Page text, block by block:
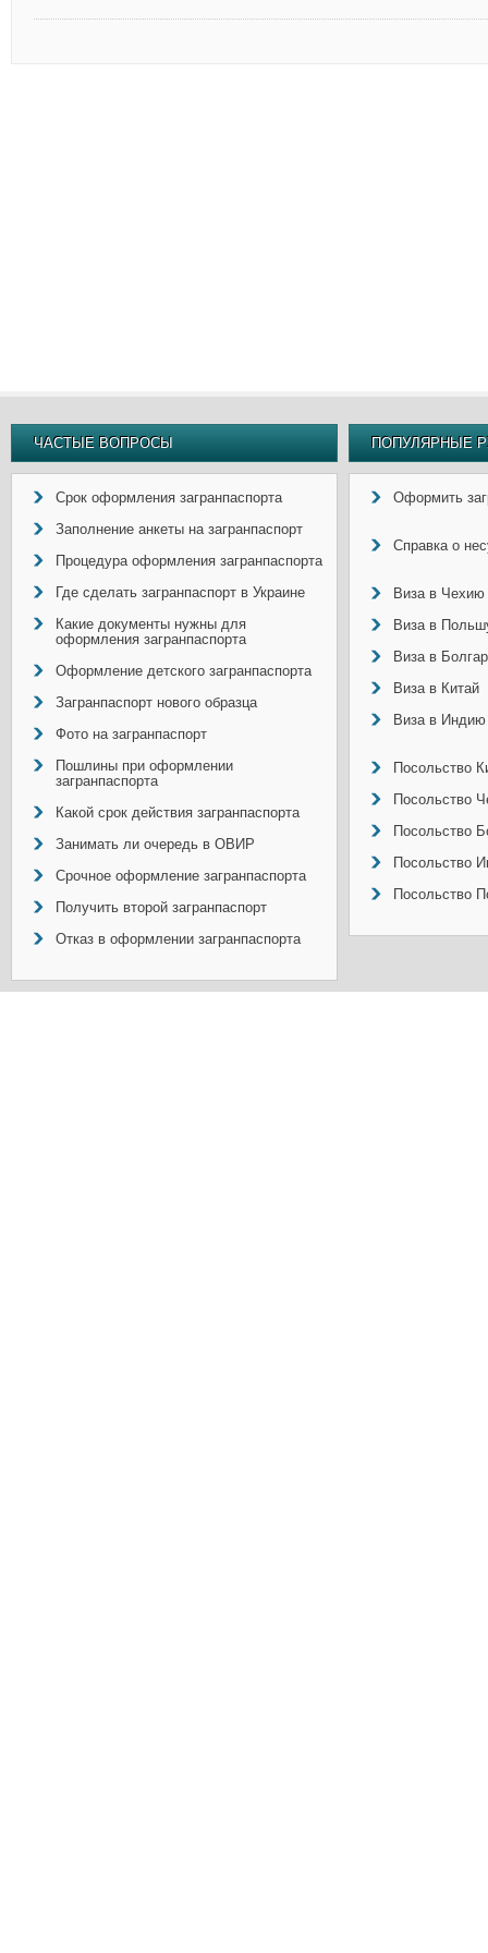
ЧАСТЫЕ ВОПРОСЫ
Срок оформления загранпаспорта
Заполнение анкеты на загранпаспорт
Процедура оформления загранпаспорта
Где сделать загранпаспорт в Украине
Какие документы нужны для
оформления загранпаспорта
Оформление детского загранпаспорта
Загранпаспорт нового образца
Фото на загранпаспорт
Пошлины при оформлении
загранпаспорта
Какой срок действия загранпаспорта
Занимать ли очередь в ОВИР
Срочное оформление загранпаспорта
Получить второй загранпаспорт
Отказ в оформлении загранпаспорта
ПОПУЛЯРНЫЕ
Оформить
Справка о
Виза в Чехию
Виза в
Виза в
Виза в Китай
Виза в Индию
Посольство
Посольство
Посольство
Посольство
Посольство